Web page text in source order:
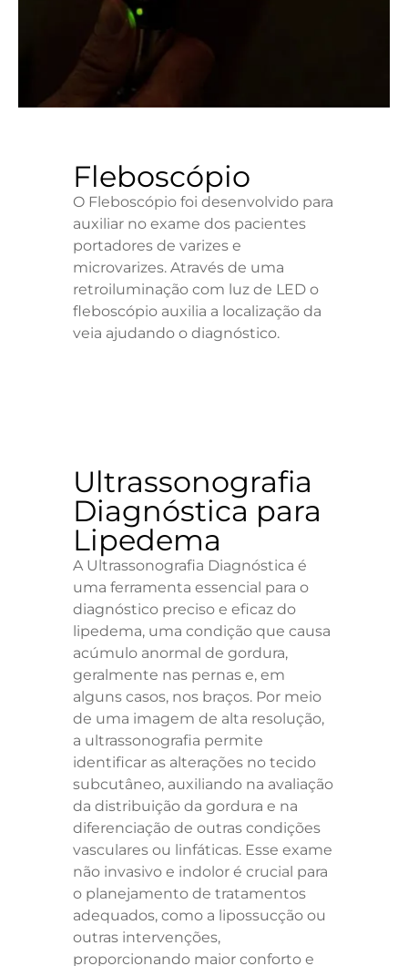
Fleboscópio
O Fleboscópio foi desenvolvido para
auxiliar no exame dos pacientes
portadores de varizes e
microvarizes. Através de uma
retroiluminação com luz de LED o
fleboscópio auxilia a localização da
veia ajudando o diagnóstico.
Ultrassonografia
Diagnóstica para
Lipedema
A Ultrassonografia Diagnóstica é
uma ferramenta essencial para o
diagnóstico preciso e eficaz do
lipedema, uma condição que causa
acúmulo anormal de gordura,
geralmente nas pernas e, em
alguns casos, nos braços. Por meio
de uma imagem de alta resolução,
a ultrassonografia permite
identificar as alterações no tecido
subcutâneo, auxiliando na avaliação
da distribuição da gordura e na
diferenciação de outras condições
vasculares ou linfáticas. Esse exame
não invasivo e indolor é crucial para
o planejamento de tratamentos
adequados, como a lipossucção ou
outras intervenções,
proporcionando maior conforto e